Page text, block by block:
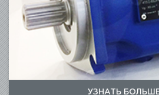
УЗНАТЬ